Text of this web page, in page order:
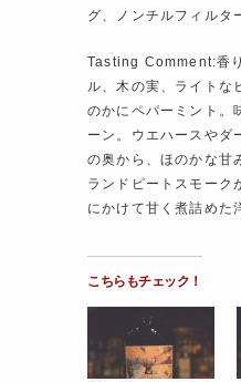
グ、ノンチルフィルタ
Tasting Comment:香
ル、木の実、ライトな
のかにペパーミント。
ーン。ウエハースやダ
の奥から、ほのかな甘
ランドピートスモーク
にかけて甘く煮詰めた
こちらもチェック！